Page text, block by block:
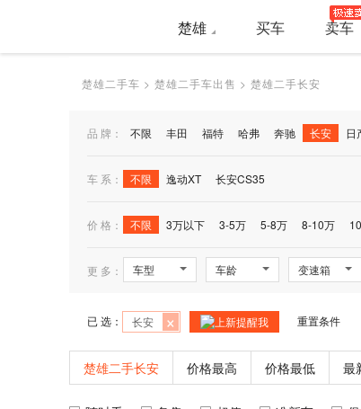
楚雄 买车 卖车
楚雄二手车 > 楚雄二手车出售 > 楚雄二手长安
品 牌： 不限 丰田 福特 哈弗 奔驰 长安 日
车 系： 不限 逸动XT 长安CS35
价 格： 不限 3万以下 3-5万 5-8万 8-10万
更 多： 车型 车龄 变速箱
已 选： 长安 × 上新提醒我 重置条件
楚雄二手长安 价格最高 价格最低 最